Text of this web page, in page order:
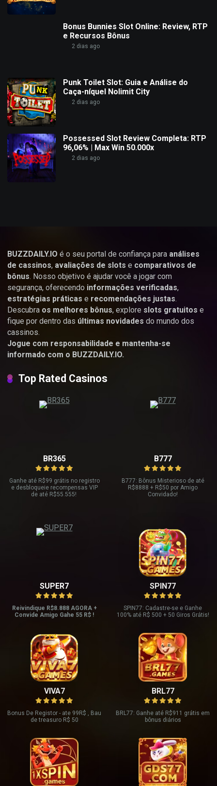
Bonus Bunnies Slot Online: Review, RTP
e Recursos Bônus
2 dias ago
Punk Toilet Slot: Guia e Análise do
Caça-níquel Nolimit City
2 dias ago
Possessed Slot Review Completa: RTP
96,06% | Max Win 50.000x
2 dias ago
BUZZDAILY.IO é o seu portal de confiança para análises
de cassinos, avaliações de slots e comparativos de
bônus. Nosso objetivo é ajudar você a jogar com
segurança, oferecendo informações verificadas,
estratégias práticas e recomendações justas.
Descubra os melhores bônus, explore slots gratuitos e
fique por dentro das últimas novidades do mundo dos
cassinos.
Jogue com responsabilidade e mantenha-se
informado com o BUZZDAILY.IO.
Top Rated Casinos
BR365
Ganhe até R$99 grátis no registro
e desbloqueie recompensas VIP
de até R$55.555!
B777
B777: Bônus Misterioso de até
R$8888 + R$50 por Amigo
Convidado!
SUPER7
Reivindique R$8.888 AGORA +
Convide Amigo Gahe 55 R$ !
SPIN77
SPIN77: Cadastre-se e Ganhe
100% até R$ 500 + 50 Giros Grátis!
VIVA7
Bonus De Registor - ate 99R$ , Bau
de treasuro R$ 50
BRL77
BRL77: Ganhe até R$911 grátis em
bônus diários